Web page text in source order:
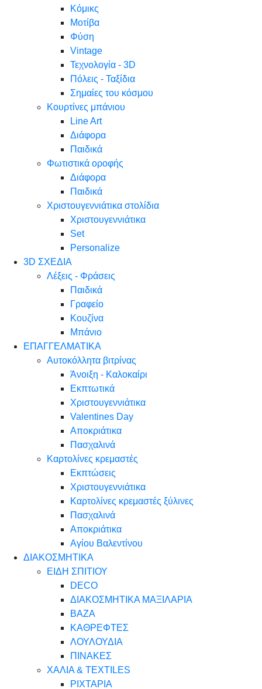
Κόμικς
Μοτίβα
Φύση
Vintage
Τεχνολογία - 3D
Πόλεις - Ταξίδια
Σημαίες του κόσμου
Κουρτίνες μπάνιου
Line Art
Διάφορα
Παιδικά
Φωτιστικά οροφής
Διάφορα
Παιδικά
Χριστουγεννιάτικα στολίδια
Χριστουγεννιάτικα
Set
Personalize
3D ΣΧΕΔΙΑ
Λέξεις - Φράσεις
Παιδικά
Γραφείο
Κουζίνα
Μπάνιο
ΕΠΑΓΓΕΛΜΑΤΙΚΑ
Αυτοκόλλητα βιτρίνας
Άνοιξη - Καλοκαίρι
Εκπτωτικά
Χριστουγεννιάτικα
Valentines Day
Αποκριάτικα
Πασχαλινά
Καρτολίνες κρεμαστές
Εκπτώσεις
Χριστουγεννιάτικα
Καρτολίνες κρεμαστές ξύλινες
Πασχαλινά
Αποκριάτικα
Αγίου Βαλεντίνου
ΔΙΑΚΟΣΜΗΤΙΚΑ
ΕΙΔΗ ΣΠΙΤΙΟΥ
DECO
ΔΙΑΚΟΣΜΗΤΙΚΑ ΜΑΞΙΛΑΡΙΑ
ΒΑΖΑ
ΚΑΘΡΕΦΤΕΣ
ΛΟΥΛΟΥΔΙΑ
ΠΙΝΑΚΕΣ
ΧΑΛΙΑ & TEXTILES
ΡΙΧΤΑΡΙΑ